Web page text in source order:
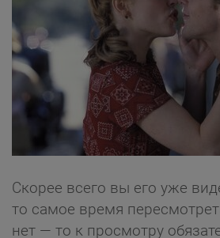
Скорее всего вы его уже
то самое время
нет — то к просмотру